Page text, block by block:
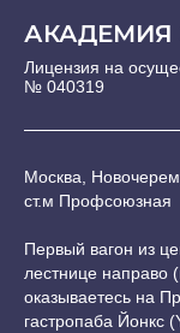
АКАДЕМИЯ
Лицензия на
№ 040319
Москва,
ст.м Профсоюзная
Первый вагон из
лестнице
оказываетесь на
гастропаба Йонкс